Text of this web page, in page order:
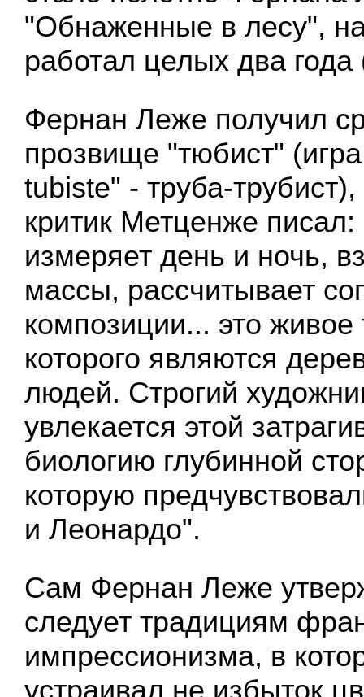
"Обнаженные в лесу",
работал целых два года
Фернан Леже получил
прозвище "тюбист"
tubiste" - труба-
критик Метценже
измеряет день и ночь,
массы, рассчитывает
композиции... это живое
которого являются
людей. Строгий
увлекается этой
биологию глубинной
которую
и Леонардо".
Сам Фернан Леже
следует традициям
импрессионизма, в
устраивал не избыток